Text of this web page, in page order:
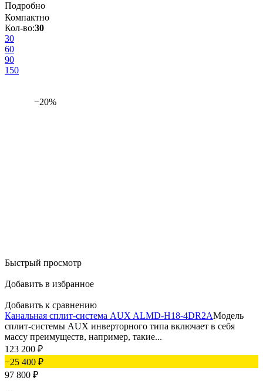
Подробно
Компактно
Кол-во:30
30
60
90
150
−20%
Быстрый просмотр
Добавить в избранное
Добавить к сравнению
Канальная сплит-система AUX ALMD-H18-4DR2AМодель
сплит-системы AUX инверторного типа включает в себя
массу преимуществ, например, такие...
123 200 ₽
−25 400 ₽
97 800 ₽